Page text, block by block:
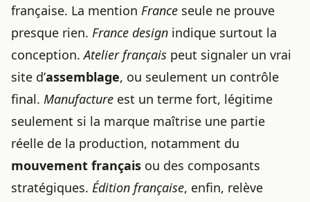
française. La mention France seule ne prouve
presque rien. France design indique surtout la
conception.Atelier français peut signaler un vrai
site d’assemblage, ou seulement un contrôle
final. Manufacture est un terme fort, légitime
seulement si la marque maîtrise une partie
réelle de la production, notamment du
mouvement français ou des composants
stratégiques. Édition française, enfin, relève